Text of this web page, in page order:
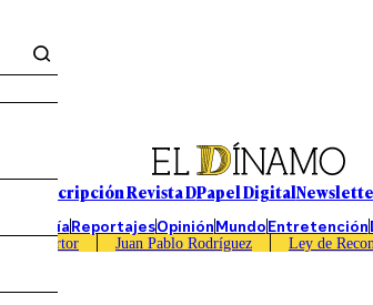
Suscripción Revista DPapel Digital
EconomíaReportajesOpiniónMundoEntretención
Caso Sartor Juan Pablo Rodríguez Ley de